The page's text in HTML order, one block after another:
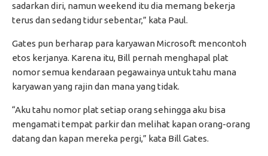
sadarkan diri, namun weekend itu dia memang bekerja
terus dan sedang tidur sebentar,” kata Paul.
Gates pun berharap para karyawan Microsoft mencontoh
etos kerjanya. Karena itu, Bill pernah menghapal plat
nomor semua kendaraan pegawainya untuk tahu mana
karyawan yang rajin dan mana yang tidak.
“Aku tahu nomor plat setiap orang sehingga aku bisa
mengamati tempat parkir dan melihat kapan orang-orang
datang dan kapan mereka pergi,” kata Bill Gates.